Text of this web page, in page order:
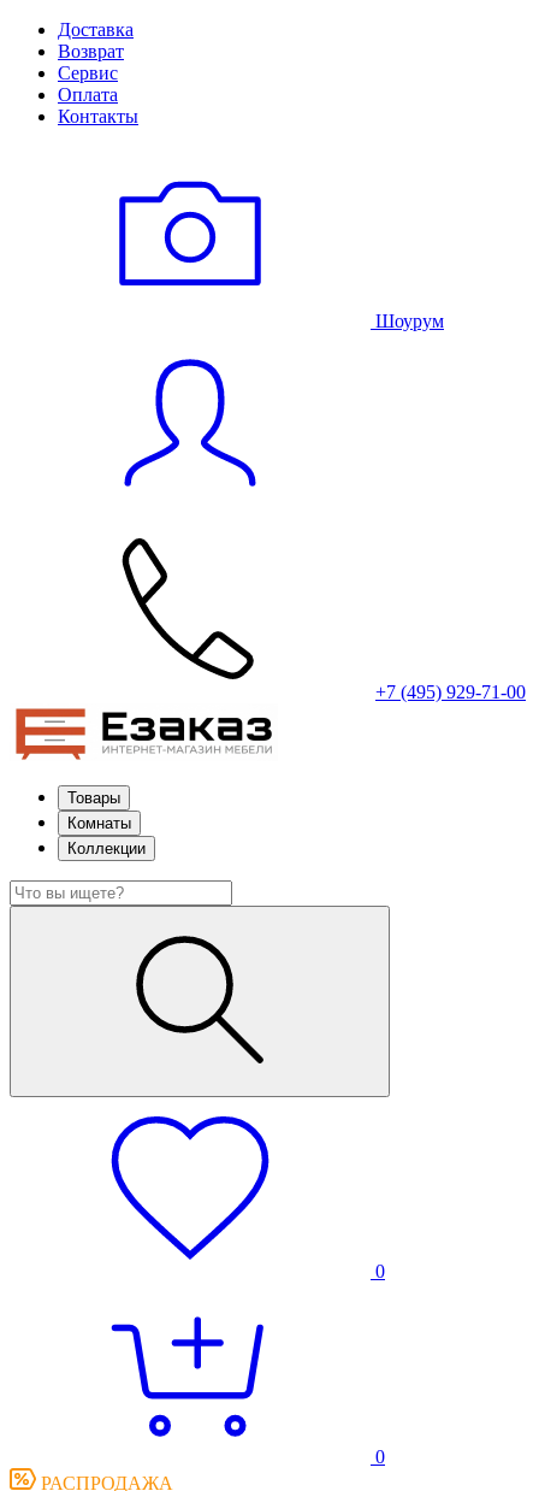
Доставка
Возврат
Сервис
Оплата
Контакты
Шоурум
+7 (495) 929-71-00
Товары
Комнаты
Коллекции
0
0
РАСПРОДАЖА